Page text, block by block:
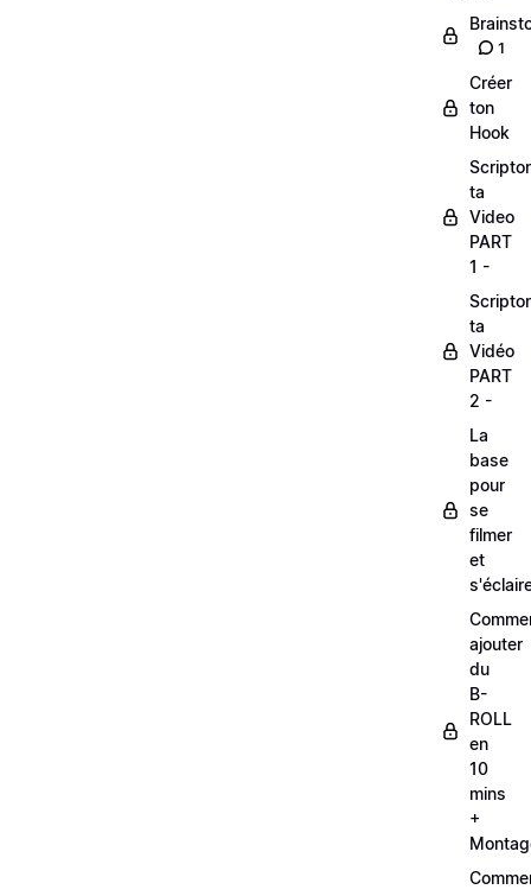
1
Créer
ton
Hook
ta
Video
PART
1 -
ta
Vidéo
PART
2 -
La
base
pour
se
filmer
et
ajouter
du
B-
ROLL
en
10
mins
+